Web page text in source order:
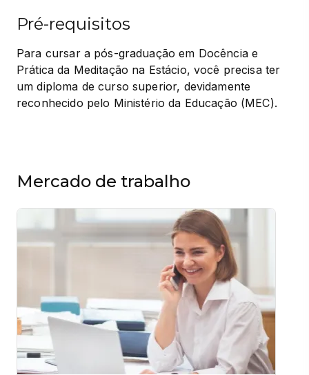
Pré-requisitos
Para cursar a pós-graduação em Docência e
Prática da Meditação na Estácio, você precisa ter
um diploma de curso superior, devidamente
reconhecido pelo Ministério da Educação (MEC).
Mercado de trabalho